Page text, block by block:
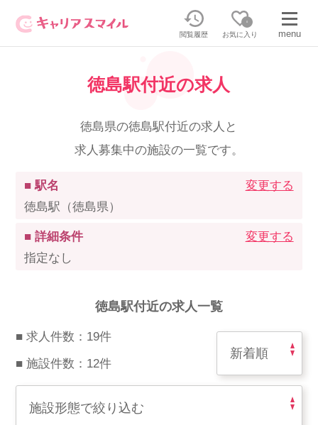
閲覧履歴
0
お気に入り menu
無料相談・お問い合わせはこちら
無料転職相談・お問い合わせの内容を
正社員／パートで働く
派遣で働く
その他のお問い合わせ
正社員・パートの求人を探す
紹介会社を使うメリットについて
徳島駅付近の求人
徳島県の徳島駅付近の求人と
求人募集中の施設の一覧です。
■ 駅名
徳島駅（徳島県）
変更する
■ 詳細条件
指定なし
変更する
徳島駅付近の求人一覧
■ 求人件数：19件
■ 施設件数：12件